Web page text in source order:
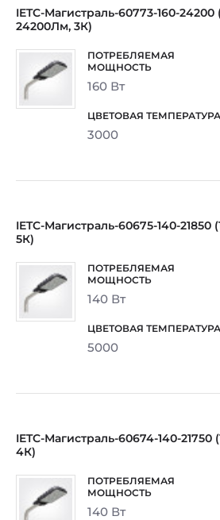
IETC-Магистраль-60773-160-24200
24200Лм, 3К)
160 Вт
3000
IETC-Магистраль-60675-140-21850
5К)
140 Вт
5000
IETC-Магистраль-60674-140-21750
4К)
140 Вт